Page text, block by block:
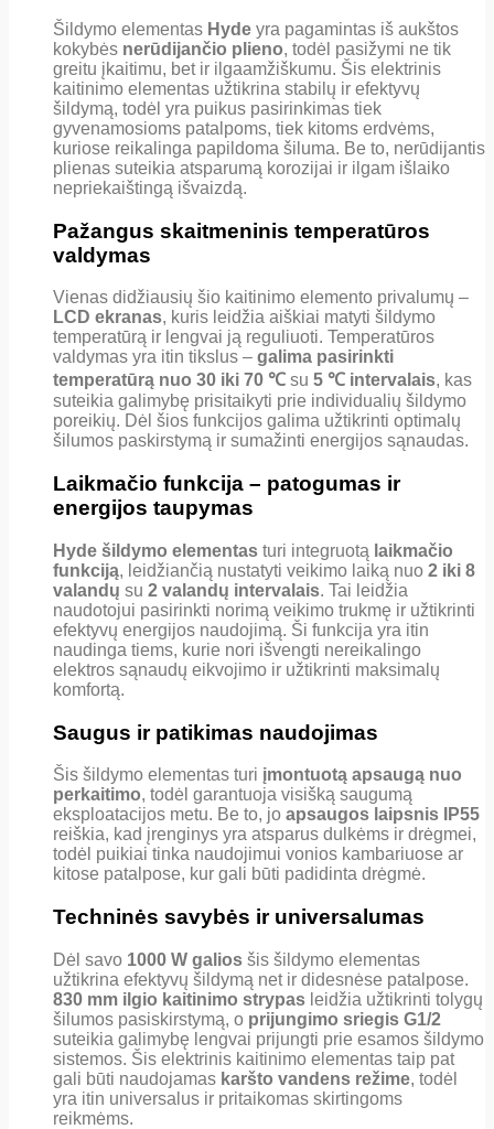
Šildymo elementas Hyde yra pagamintas iš aukštos
kokybės nerūdijančio plieno, todėl pasižymi ne tik
greitu įkaitimu, bet ir ilgaamžiškumu. Šis elektrinis
kaitinimo elementas užtikrina stabilų ir efektyvų
šildymą, todėl yra puikus pasirinkimas tiek
gyvenamosioms patalpoms, tiek kitoms erdvėms,
kuriose reikalinga papildoma šiluma. Be to, nerūdijantis
plienas suteikia atsparumą korozijai ir ilgam išlaiko
nepriekaištingą išvaizdą.
Pažangus skaitmeninis temperatūros
valdymas
Vienas didžiausių šio kaitinimo elemento privalumų –
LCD ekranas, kuris leidžia aiškiai matyti šildymo
temperatūrą ir lengvai ją reguliuoti. Temperatūros
valdymas yra itin tikslus – galima pasirinkti
temperatūrą nuo 30 iki 70 ℃ su 5 ℃ intervalais, kas
suteikia galimybę prisitaikyti prie individualių šildymo
poreikių. Dėl šios funkcijos galima užtikrinti optimalų
šilumos paskirstymą ir sumažinti energijos sąnaudas.
Laikmačio funkcija – patogumas ir
energijos taupymas
Hyde šildymo elementas turi integruotą laikmačio
funkciją, leidžiančią nustatyti veikimo laiką nuo 2 iki 8
valandų su 2 valandų intervalais. Tai leidžia
naudotojui pasirinkti norimą veikimo trukmę ir užtikrinti
efektyvų energijos naudojimą. Ši funkcija yra itin
naudinga tiems, kurie nori išvengti nereikalingo
elektros sąnaudų eikvojimo ir užtikrinti maksimalų
komfortą.
Saugus ir patikimas naudojimas
Šis šildymo elementas turi įmontuotą apsaugą nuo
perkaitimo, todėl garantuoja visišką saugumą
eksploatacijos metu. Be to, jo apsaugos laipsnis IP55
reiškia, kad įrenginys yra atsparus dulkėms ir drėgmei,
todėl puikiai tinka naudojimui vonios kambariuose ar
kitose patalpose, kur gali būti padidinta drėgmė.
Techninės savybės ir universalumas
Dėl savo 1000 W galios šis šildymo elementas
užtikrina efektyvų šildymą net ir didesnėse patalpose.
830 mm ilgio kaitinimo strypas leidžia užtikrinti tolygų
šilumos pasiskirstymą, o prijungimo sriegis G1/2
suteikia galimybę lengvai prijungti prie esamos šildymo
sistemos. Šis elektrinis kaitinimo elementas taip pat
gali būti naudojamas karšto vandens režime, todėl
yra itin universalus ir pritaikomas skirtingoms
reikmėms.